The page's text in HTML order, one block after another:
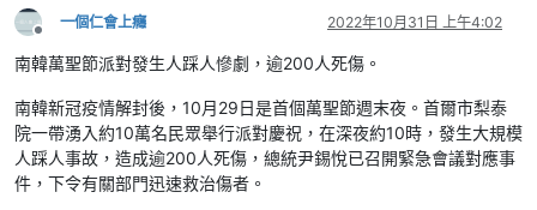
離線
一個仁會上癮 2022年10月31日 上午4:02
南韓萬聖節派對發生人踩人慘劇，逾200人死傷。
南韓新冠疫情解封後，10月29日是首個萬聖節週末夜。首爾市梨泰
院一帶湧入約10萬名民眾舉行派對慶祝，在深夜約10時，發生大規模
人踩人事故，造成逾200人死傷，總統尹錫悅已召開緊急會議對應事
件，下令有關部門迅速救治傷者。